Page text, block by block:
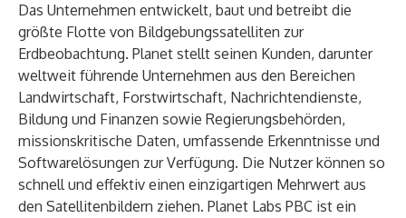
Das Unternehmen entwickelt, baut und betreibt die
größte Flotte von Bildgebungssatelliten zur
Erdbeobachtung. Planet stellt seinen Kunden, darunter
weltweit führende Unternehmen aus den Bereichen
Landwirtschaft, Forstwirtschaft, Nachrichtendienste,
Bildung und Finanzen sowie Regierungsbehörden,
missionskritische Daten, umfassende Erkenntnisse und
Softwarelösungen zur Verfügung. Die Nutzer können so
schnell und effektiv einen einzigartigen Mehrwert aus
den Satellitenbildern ziehen. Planet Labs PBC ist ein